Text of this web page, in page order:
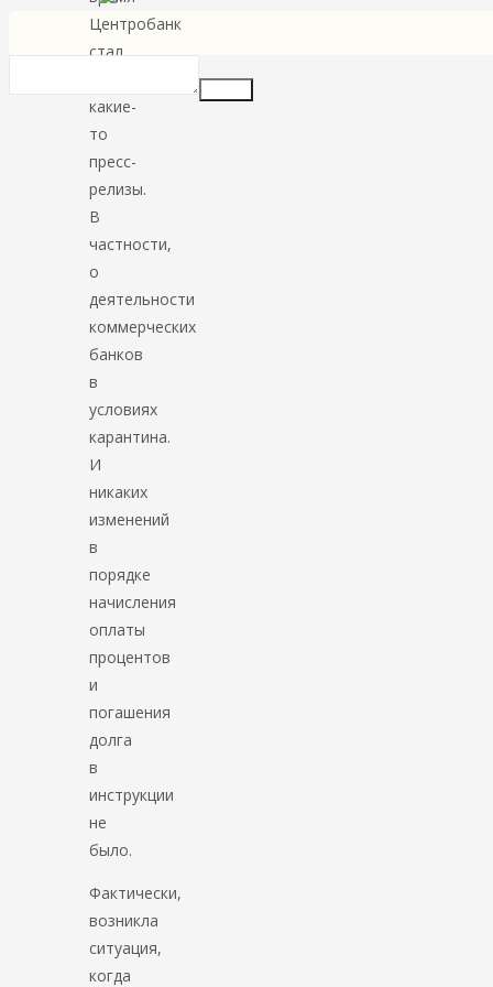
Центробанк
стал
какие-
то
пресс-
релизы.
В
частности,
о
деятельности
коммерческих
банков
в
условиях
карантина.
И
никаких
изменений
в
порядке
начисления
оплаты
процентов
и
погашения
долга
в
инструкции
не
было.
Фактически,
возникла
ситуация,
когда